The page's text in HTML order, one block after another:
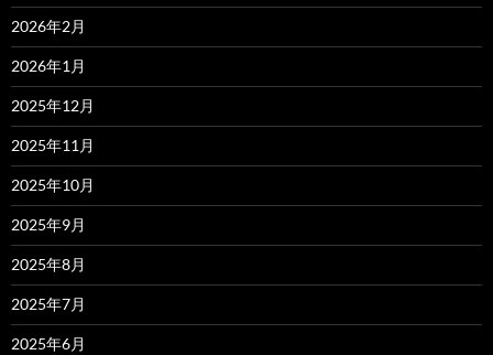
2026年2月
2026年1月
2025年12月
2025年11月
2025年10月
2025年9月
2025年8月
2025年7月
2025年6月